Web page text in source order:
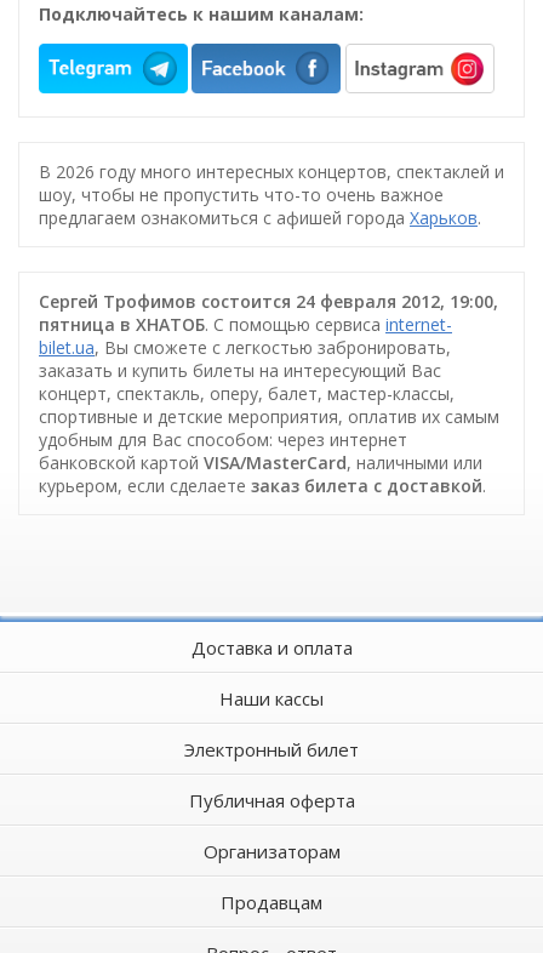
Подключайтесь к нашим каналам:
В 2026 году много интересных концертов, спектаклей и
шоу, чтобы не пропустить что-то очень важное
предлагаем ознакомиться с афишей города Харьков.
Сергей Трофимов состоится 24 февраля 2012, 19:00,
пятница в ХНАТОБ. С помощью сервиса internet-
bilet.ua, Вы сможете с легкостью забронировать,
заказать и купить билеты на интересующий Вас
концерт, спектакль, оперу, балет, мастер-классы,
спортивные и детские мероприятия, оплатив их самым
удобным для Вас способом: через интернет
банковской картой VISA/MasterCard, наличными или
курьером, если сделаете заказ билета c доставкой.
Доставка и оплата
Наши кассы
Электронный билет
Публичная оферта
Организаторам
Продавцам